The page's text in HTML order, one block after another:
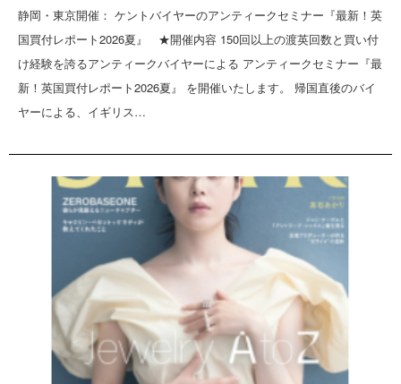
静岡・東京開催： ケントバイヤーのアンティークセミナー『最新！英
国買付レポート2026夏』 ★開催内容 150回以上の渡英回数と買い付
け経験を誇るアンティークバイヤーによる アンティークセミナー『最
新！英国買付レポート2026夏』 を開催いたします。 帰国直後のバイ
ヤーによる、イギリス…